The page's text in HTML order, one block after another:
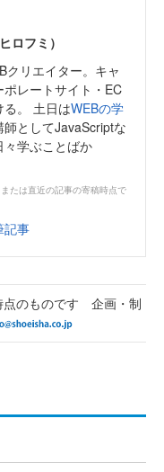
ロフミ）
クリエイター。キャ
レートサイト・EC
。 土日はWEBの学
師としてJavaScriptな
々学ぶことばか
たは直近の記事の寄稿時点で
記事
点のものです 企画・制